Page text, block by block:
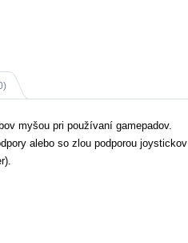
myšou pri používaní gamepadov.
alebo so zlou podporou joystickov